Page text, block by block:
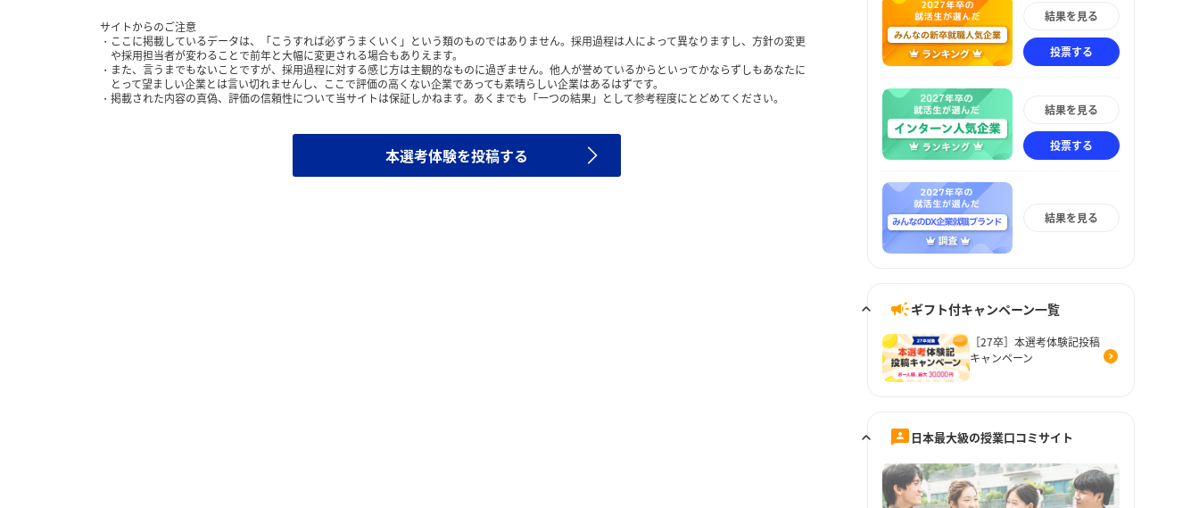
サイトからのご注意
ここに掲載しているデータは、「こうすれば必ずうまくいく」という類のものではありません。採用過程は人によって異なりますし、方針の変更
や採用担当者が変わることで前年と大幅に変更される場合もありえます。
また、言うまでもないことですが、採用過程に対する感じ方は主観的なものに過ぎません。他人が誉めているからといってかならずしもあなたに
とって望ましい企業とは言い切れませんし、ここで評価の高くない企業であっても素晴らしい企業はあるはずです。
掲載された内容の真偽、評価の信頼性について当サイトは保証しかねます。あくまでも「一つの結果」として参考程度にとどめてください。
本選考体験を投稿する
結果を見る
投票する
結果を見る
投票する
結果を見る
ギフト付キャンペーン一覧
［27卒］本選考体験記投稿
キャンペーン
日本最大級の授業口コミサイト